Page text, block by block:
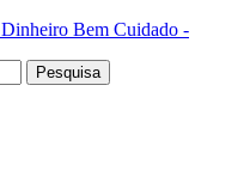
Dinheiro Bem Cuidado -